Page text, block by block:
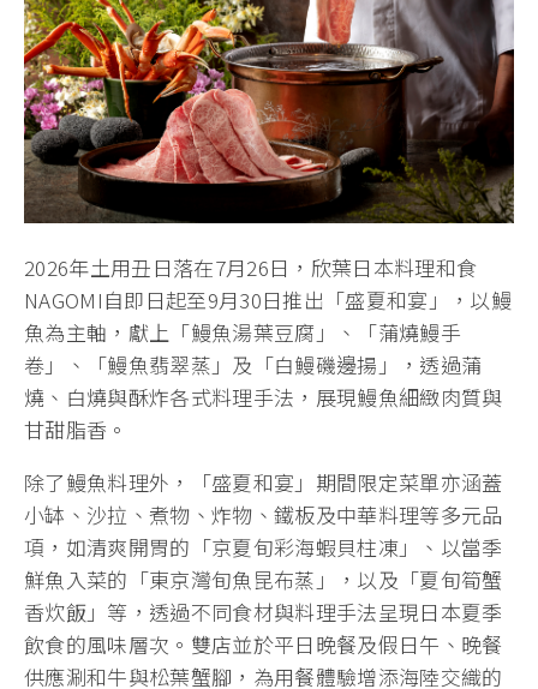
2026年土用丑日落在7月26日，欣葉日本料理和食
NAGOMI自即日起至9月30日推出「盛夏和宴」，以鰻
魚為主軸，獻上「鰻魚湯葉豆腐」、「蒲燒鰻手
卷」、「鰻魚翡翠蒸」及「白鰻磯邊揚」，透過蒲
燒、白燒與酥炸各式料理手法，展現鰻魚細緻肉質與
甘甜脂香。
除了鰻魚料理外，「盛夏和宴」期間限定菜單亦涵蓋
小缽、沙拉、煮物、炸物、鐵板及中華料理等多元品
項，如清爽開胃的「京夏旬彩海蝦貝柱凍」、以當季
鮮魚入菜的「東京灣旬魚昆布蒸」，以及「夏旬筍蟹
香炊飯」等，透過不同食材與料理手法呈現日本夏季
飲食的風味層次。雙店並於平日晚餐及假日午、晚餐
供應涮和牛與松葉蟹腳，為用餐體驗增添海陸交織的